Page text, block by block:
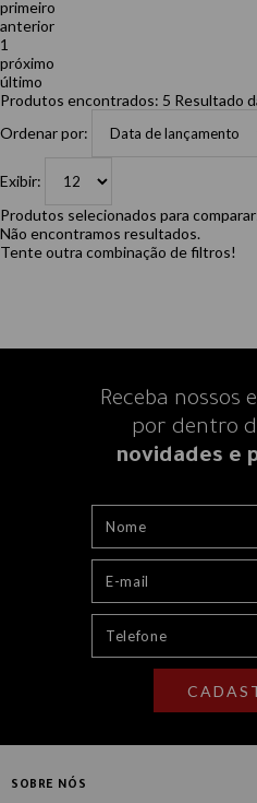
primeiro
anterior
1
próximo
último
Produtos encontrados: 5 Resultado
Ordenar por:
Exibir:
Produtos selecionados para
Não encontramos resultados.
Tente outra combinação de filtros!
Receba nossos
por dentro
novidades e
SOBRE NÓS